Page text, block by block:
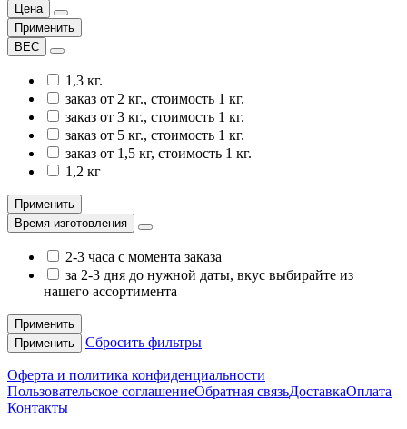
Цена
Применить
ВЕС
1,3 кг.
заказ от 2 кг., стоимость 1 кг.
заказ от 3 кг., стоимость 1 кг.
заказ от 5 кг., стоимость 1 кг.
заказ от 1,5 кг, стоимость 1 кг.
1,2 кг
Применить
Время изготовления
2-3 часа с момента заказа
за 2-3 дня до нужной даты, вкус выбирайте из
нашего ассортимента
Применить
Применить
Сбросить фильтры
Оферта и политика конфиденциальности
Пользовательское соглашениеОбратная связьДоставкаОплата
Контакты